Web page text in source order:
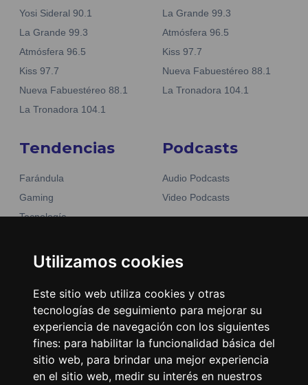
Utilizamos cookies
Este sitio web utiliza cookies y otras
tecnologías de seguimiento para mejorar su
experiencia de navegación con los siguientes
fines: para habilitar la funcionalidad básica del
sitio web, para brindar una mejor experiencia
en el sitio web, medir su interés en nuestros
Yosi Sideral 90.1
La Grande 99.3
Atmósfera 96.5
Kiss 97.7
Nueva Fabuestéreo 88.1
La Tronadora 104.1
La Grande 99.3
Atmósfera 96.5
Kiss 97.7
Nueva Fabuestéreo 88.1
La Tronadora 104.1
Tendencias
Farándula
Gaming
Tecnología
Business
Podcasts
Audio Podcasts
Video Podcasts
Emisoras Unidas
Encuéntranos
Contacto
Términos y condiciones